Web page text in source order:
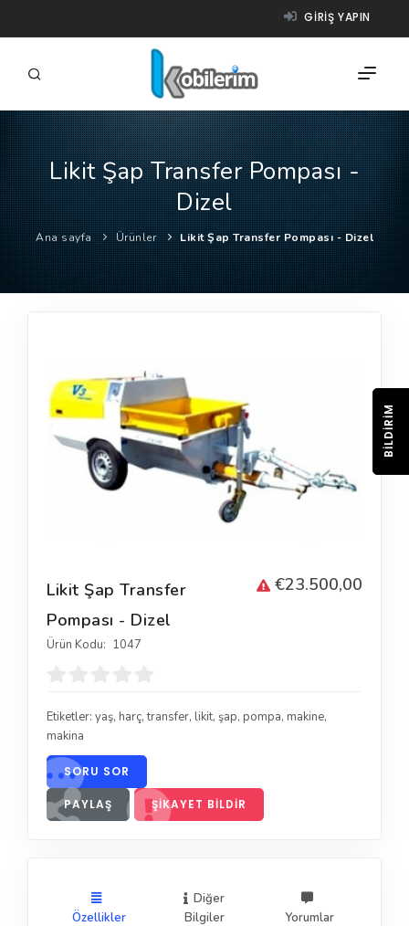
GIRIŞ YAPIN
FIRMALAR
ÜRÜNLER
NASIL ÇALIŞIR?
YARDIM
Likit Şap Transfer Pompası -
Dizel
Ana sayfa Ürünler Likit Şap Transfer Pompası - Dizel
€23.500,00
Likit Şap Transfer
Pompası - Dizel
Ürün Kodu: 1047
Etiketler: yaş, harç,transfer, likit, şap, pompa, makine,
makina
SORU SOR
PAYLAŞ ŞIKAYET BILDIR
Özellikler
Diğer
Bilgiler
Yorumlar
BILDIRIM